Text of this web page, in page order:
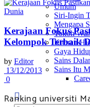
Umum
Siri-Ingin
Mengapa
Tokoh
Kitaran
Gaya
Sains
Sains Itu
Kerajaan Fokus
Kelompok Terbaik
by Editor
13/12/2013
0
Ranking universiti